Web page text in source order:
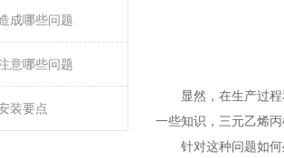
成哪些问题
意哪些问题
装要点
显然，在生产过
一些知识，三元乙烯
针对这种问题如